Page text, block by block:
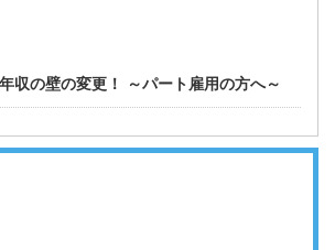
収の壁の変更！ ～パート雇用の方へ～